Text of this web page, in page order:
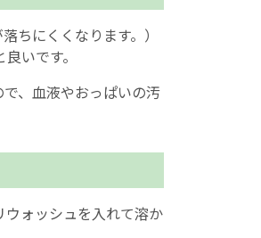
ちにくくなります。）
いです。
、血液やおっぱいの汚
ォッシュを入れて溶か